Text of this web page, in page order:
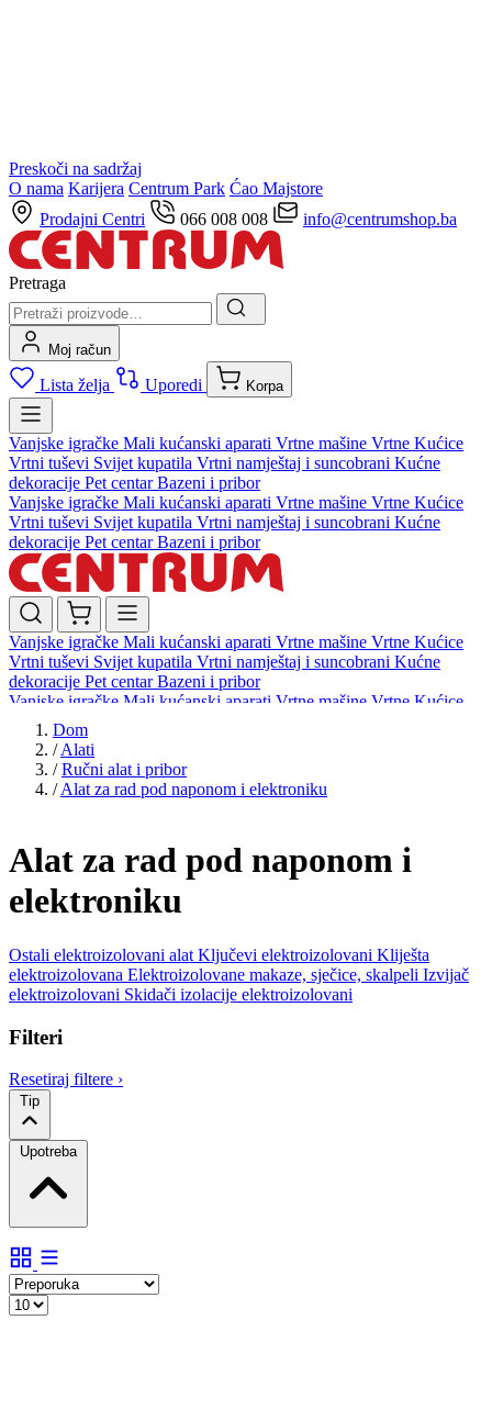
Preskoči na sadržaj
O nama Karijera Centrum Park Ćao Majstore
Prodajni Centri
066 008 008 info@centrumshop.ba
Pretraga
Moj račun
Lista želja Uporedi Korpa
Vanjske igračke Mali kućanski aparati Vrtne mašine Vrtne Kućice
Vrtni tuševi Svijet kupatila Vrtni namještaj i suncobrani Kućne
dekoracije Pet centarBazeni i pribor
Vanjske igračke Mali kućanski aparati Vrtne mašine Vrtne Kućice
Vrtni tuševi Svijet kupatila Vrtni namještaj i suncobrani Kućne
dekoracije Pet centarBazeni i pribor
Vanjske igračke Mali kućanski aparati Vrtne mašine Vrtne Kućice
Vrtni tuševi Svijet kupatila Vrtni namještaj i suncobrani Kućne
dekoracije Pet centarBazeni i pribor
Vanjske igračke Mali kućanski aparati Vrtne mašine Vrtne Kućice
Vrtni tuševi
dekoracijePet centar
Dom
/ Alati
/ Ručni alat i pribor
/ Alat za rad pod naponom i elektroniku
Alat za rad pod naponom i
elektroniku
Ostali elektroizolovani alat Ključevi elektroizolovani Kliješta
elektroizolovana Elektroizolovane makaze, sječice, skalpeli Izvijač
elektroizolovani Skidači izolacije elektroizolovani
Filteri
Resetiraj filtere ›
Tip
Upotreba